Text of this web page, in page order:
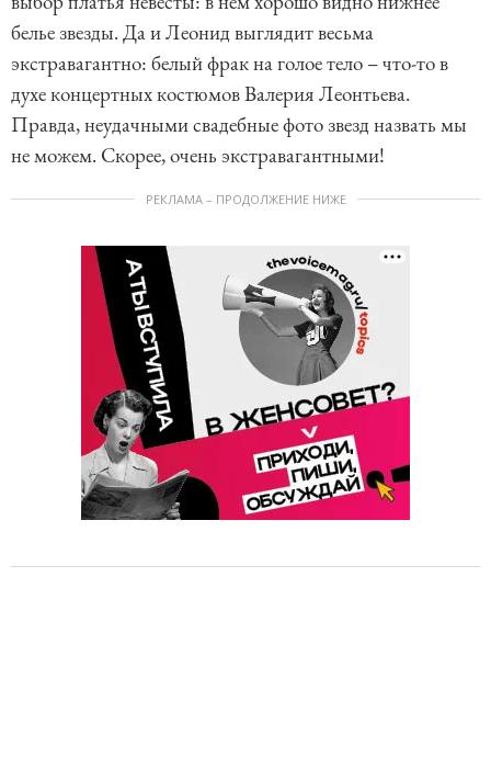
белье звезды. Да и Леонид выглядит весьма
экстравагантно: белый фрак на голое тело – что-то в
духе концертных костюмов Валерия Леонтьева.
Правда, неудачными свадебные фото звезд назвать мы
не можем. Скорее, очень экстравагантными!
РЕКЛАМА – ПРОДОЛЖЕНИЕ НИЖЕ